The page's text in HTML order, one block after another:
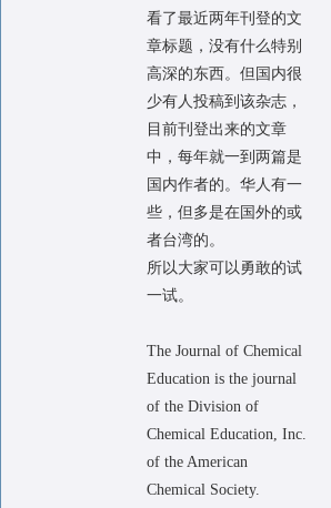
看了最近两年刊登的文
章标题，没有什么特别
高深的东西。但国内很
少有人投稿到该杂志，
目前刊登出来的文章
中，每年就一到两篇是
国内作者的。华人有一
些，但多是在国外的或
者台湾的。
所以大家可以勇敢的试
一试。
The Journal of Chemical
Education is the journal
of the Division of
Chemical Education, Inc.
of the American
Chemical Society.